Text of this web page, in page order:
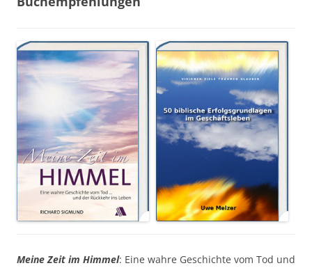
Meine Zeit im Himmel: Eine wahre Geschichte vom Tod und